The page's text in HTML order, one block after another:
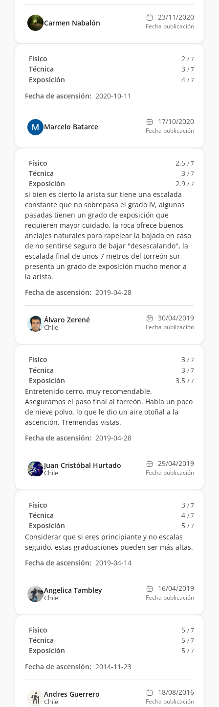
Carmen Nabalón
23/11/2020
Fecha publicación
Físico 2 / 7
Técnica 3 / 7
Exposición 4 / 7
Fecha de ascensión: 2020-10-11
Marcelo Batarce
17/10/2020
Fecha publicación
Físico 2.5 / 7
Técnica 3 / 7
Exposición 2.9 / 7
si bien es cierto la arista sur tiene una escalada
constante que no sobrepasa el grado IV, algunas
pasadas tienen un grado de exposición que
requieren mayor cuidado. la roca ofrece buenos
anclajes naturales para rapelear la bajada en caso
de no sentirse seguro de bajar "desescalando", la
escalada final de unos 7 metros del torreón sur,
presenta un grado de exposición mucho menor a
la arista.
Fecha de ascensión: 2019-04-28
Álvaro Zerené
Chile
30/04/2019
Fecha publicación
Físico 3 / 7
Técnica 3 / 7
Exposición 3.5 / 7
Entretenido cerro, muy recomendable.
Aseguramos el paso final al torreón. Había un poco
de nieve polvo, lo que le dio un aire otoñal a la
ascención. Tremendas vistas.
Fecha de ascensión: 2019-04-28
Juan Cristóbal Hurtado
Chile
29/04/2019
Fecha publicación
Físico 3 / 7
Técnica 4 / 7
Exposición 5 / 7
Considerar que si eres principiante y no escalas
seguido, estas graduaciones pueden ser más altas.
Fecha de ascensión: 2019-04-14
Angelica Tambley
Chile
16/04/2019
Fecha publicación
Físico 5 / 7
Técnica 5 / 7
Exposición 5 / 7
Fecha de ascensión: 2014-11-23
Andres Guerrero
Chile
18/08/2016
Fecha publicación